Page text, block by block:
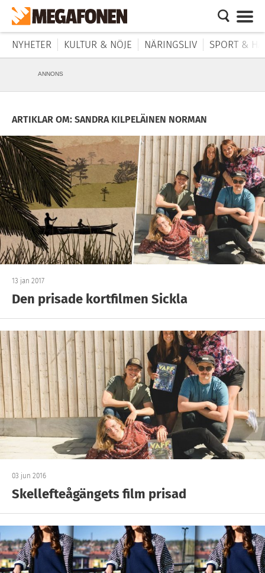
NYHETER KULTUR & NÖJE NÄRINGSLIV SPORT &
ANNONS
ARTIKLAR OM: SANDRA KILPELÄINEN NORMAN
13 jan 2017
Den prisade kortfilmen Sickla
03 jun 2016
Skellefteågängets film prisad